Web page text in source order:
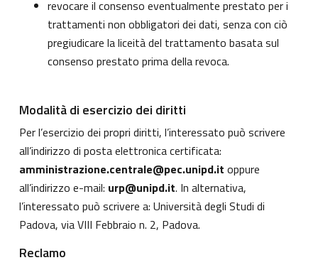
revocare il consenso eventualmente prestato per i
trattamenti non obbligatori dei dati, senza con ciò
pregiudicare la liceità del trattamento basata sul
consenso prestato prima della revoca.
Modalità di esercizio dei diritti
Per l’esercizio dei propri diritti, l’interessato può scrivere
all’indirizzo di posta elettronica certificata:
amministrazione.centrale@pec.unipd.it oppure
all’indirizzo e-mail: urp@unipd.it. In alternativa,
l’interessato può scrivere a: Università degli Studi di
Padova, via VIII Febbraio n. 2, Padova.
Reclamo